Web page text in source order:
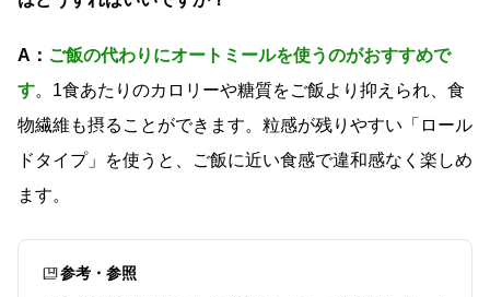
A： ご飯の代わりにオートミールを使うのがおすすめで
す。1食あたりのカロリーや糖質をご飯より抑えられ、食
物繊維も摂ることができます。粒感が残りやすい「ロール
ドタイプ」を使うと、ご飯に近い食感で違和感なく楽しめ
ます。
参考・参照